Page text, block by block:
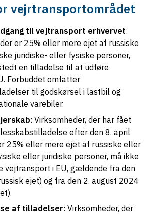
vejrtransportområdet
til vejtransport erhvervet:
er 25% eller mere ejet af russiske
juridiske- eller fysiske personer,
en tilladelse til at udføre
Forbuddet omfatter
til godskørsel i lastbil og
varebiler.
: Virksomheder, der har fået
efter den 8. april
25% eller mere ejet af russiske eller
eller juridiske personer, må ikke
vejtransport i EU, gældende fra den
ejet) og fra den 2. august 2024
af tilladelser: Virksomheder, der